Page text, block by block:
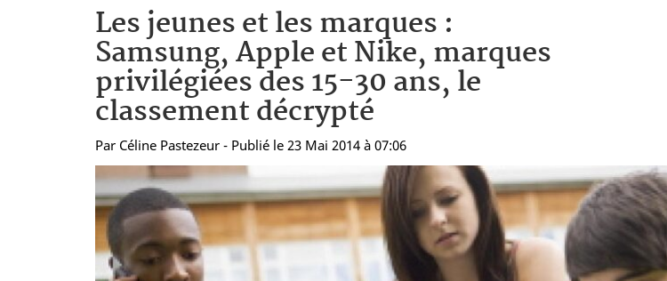
Les jeunes et les marques :
Samsung, Apple et Nike, marques
privilégiées des 15-30 ans, le
classement décrypté
Par Céline Pastezeur - Publié le 23 Mai 2014 à 07:06